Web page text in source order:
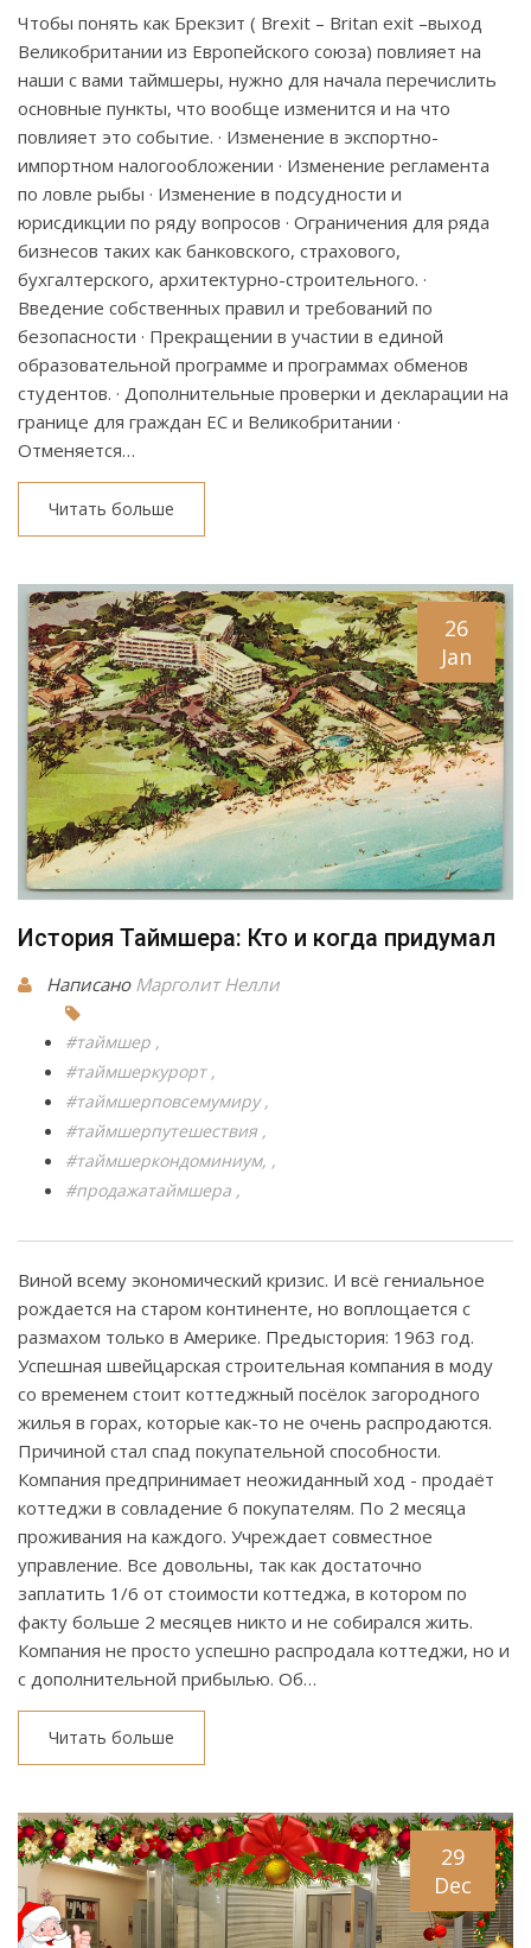
Чтобы понять как Брекзит ( Brexit – Britan exit –выход
Великобритании из Европейского союза) повлияет на
наши с вами таймшеры, нужно для начала перечислить
основные пункты, что вообще изменится и на что
повлияет это событие. · Изменение в экспортно-
импортном налогообложении · Изменение регламента
по ловле рыбы · Изменение в подсудности и
юрисдикции по ряду вопросов · Ограничения для ряда
бизнесов таких как банковского, страхового,
бухгалтерского, архитектурно-строительного. ·
Введение собственных правил и требований по
безопасности · Прекращении в участии в единой
образовательной программе и программах обменов
студентов. · Дополнительные проверки и декларации на
границе для граждан ЕС и Великобритании ·
Отменяется…
Читать больше
26
Jan
История Таймшера: Кто и когда придумал
Написано Марголит Нелли
#таймшер
#таймшеркурорт
#таймшерповсемумиру
#таймшерпутешествия
#таймшеркондоминиум,
#продажатаймшера
Виной всему экономический кризис. И всё гениальное
рождается на старом континенте, но воплощается с
размахом только в Америке. Предыстория: 1963 год.
Успешная швейцарская строительная компания в моду
со временем стоит коттеджный посёлок загородного
жилья в горах, которые как-то не очень распродаются.
Причиной стал спад покупательной способности.
Компания предпринимает неожиданный ход - продаёт
коттеджи в совладение 6 покупателям. По 2 месяца
проживания на каждого. Учреждает совместное
управление. Все довольны, так как достаточно
заплатить 1/6 от стоимости коттеджа, в котором по
факту больше 2 месяцев никто и не собирался жить.
Компания не просто успешно распродала коттеджи, но и
с дополнительной прибылью. Об…
Читать больше
29
Dec